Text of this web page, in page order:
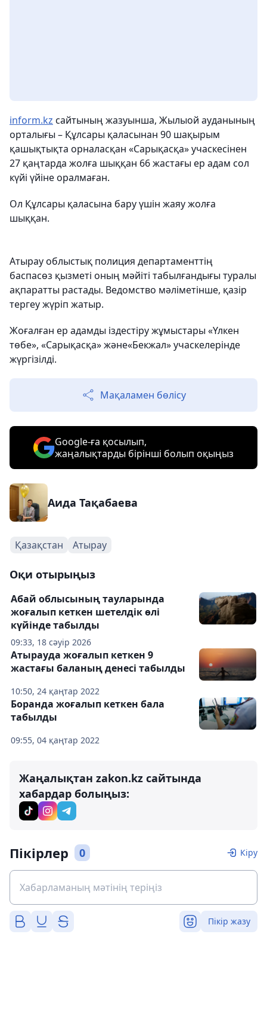
inform.kz сайтының жазуынша, Жылыой ауданының
орталығы – Құлсары қаласынан 90 шақырым
қашықтықта орналасқан «Сарықасқа» учаскесінен
27 қаңтарда жолға шыққан 66 жастағы ер адам сол
күйі үйіне оралмаған.
Ол Құлсары қаласына бару үшін жаяу жолға
шыққан.
Атырау облыстық полиция департаменттің
баспасөз қызметі оның мәйіті табылғандығы туралы
ақпаратты растады. Ведомство мәліметінше, қазір
тергеу жүріп жатыр.
Жоғалған ер адамды іздестіру жұмыстары «Үлкен
төбе», «Сарықасқа» және«Бекжал» учаскелерінде
жүргізілді.
Мақаламен бөлісу
Google-ға қосылып,
жаңалықтарды бірінші болып оқыңыз
Аида Тақабаева
Қазақстан Атырау
Оқи отырыңыз
09:33, 18 сәуір 2026
Абай облысының тауларында
жоғалып кеткен шетелдік өлі
күйінде табылды
10:50, 24 қаңтар 2022
Атырауда жоғалып кеткен 9
жастағы баланың денесі табылды
09:55, 04 қаңтар 2022
Боранда жоғалып кеткен бала
табылды
Жаңалықтан zakon.kz сайтында
хабардар болыңыз:
Пікірлер 0 Кіру
Пікір жазу